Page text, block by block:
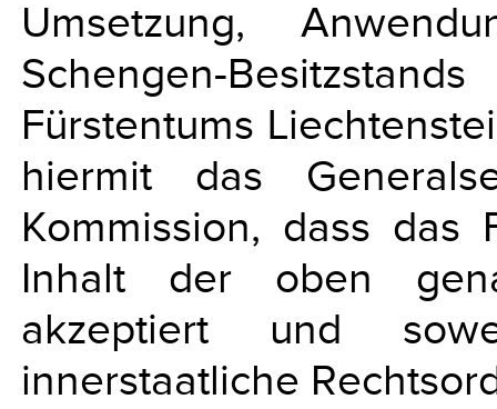
Umsetzung,
Schengen-
Fürstentums
hiermit das
Kommission, dass das
Inhalt der oben
akzeptiert und
innerstaatliche